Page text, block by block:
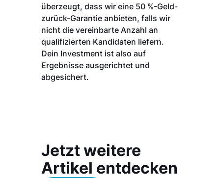
überzeugt, dass wir eine 50 %-Geld-
zurück-Garantie anbieten, falls wir
nicht die vereinbarte Anzahl an
qualifizierten Kandidaten liefern.
Dein Investment ist also auf
Ergebnisse ausgerichtet und
abgesichert.
Jetzt weitere
Artikel entdecken